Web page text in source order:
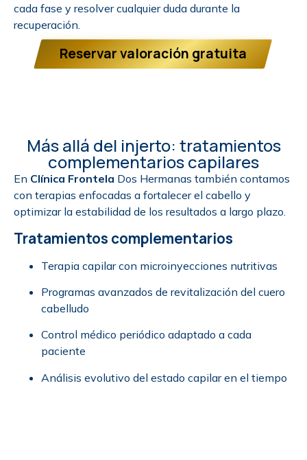
cada fase y resolver cualquier duda durante la
recuperación.
Reservar valoración gratuita
Más allá del injerto: tratamientos
complementarios capilares
En Clínica Frontela Dos Hermanas también contamos
con terapias enfocadas a fortalecer el cabello y
optimizar la estabilidad de los resultados a largo plazo.
Tratamientos complementarios
Terapia capilar con microinyecciones nutritivas
Programas avanzados de revitalización del cuero
cabelludo
Control médico periódico adaptado a cada
paciente
Análisis evolutivo del estado capilar en el tiempo